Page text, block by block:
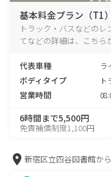
基本料金プラン（T1）
トラック・バスなどの
てなどの詳細は、こちら
代表車種 ラ
ボディタイプ
営業時間
6時間まで5,500円
免責補償制度1,100円
新宿区立四谷図書館から